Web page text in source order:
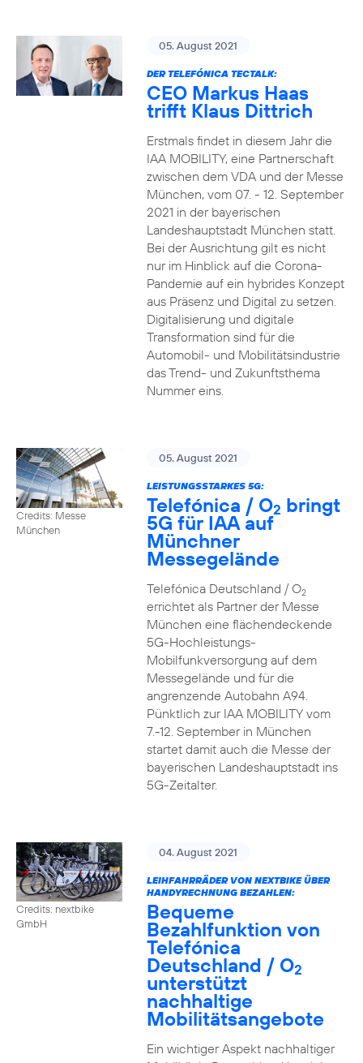
05. August 2021
DER TELEFÓNICA TECTALK:
CEO Markus Haas
trifft Klaus Dittrich
Erstmals findet in diesem Jahr die
IAA MOBILITY, eine Partnerschaft
zwischen dem VDA und der Messe
München, vom 07. - 12. September
2021 in der bayerischen
Landeshauptstadt München statt.
Bei der Ausrichtung gilt es nicht
nur im Hinblick auf die Corona-
Pandemie auf ein hybrides Konzept
aus Präsenz und Digital zu setzen.
Digitalisierung und digitale
Transformation sind für die
Automobil- und Mobilitätsindustrie
das Trend- und Zukunftsthema
Nummer eins.
Credits: Messe
München
05. August 2021
LEISTUNGSSTARKES 5G:
Telefónica / O2 bringt
5G für IAA auf
Münchner
Messegelände
Telefónica Deutschland / O2
errichtet als Partner der Messe
München eine flächendeckende
5G-Hochleistungs-
Mobilfunkversorgung auf dem
Messegelände und für die
angrenzende Autobahn A94.
Pünktlich zur IAA MOBILITY vom
7.-12. September in München
startet damit auch die Messe der
bayerischen Landeshauptstadt ins
5G-Zeitalter.
Credits: nextbike
GmbH
04. August 2021
LEIHFAHRRÄDER VON NEXTBIKE ÜBER
HANDYRECHNUNG BEZAHLEN:
Bequeme
Bezahlfunktion von
Telefónica
Deutschland / O2
unterstützt
nachhaltige
Mobilitätsangebote
Ein wichtiger Aspekt nachhaltiger